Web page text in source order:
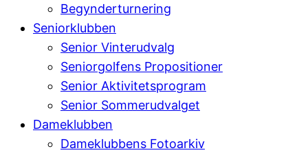
Begynderturnering
Seniorklubben
Senior Vinterudvalg
Seniorgolfens Propositioner
Senior Aktivitetsprogram
Senior Sommerudvalget
Dameklubben
Dameklubbens Fotoarkiv